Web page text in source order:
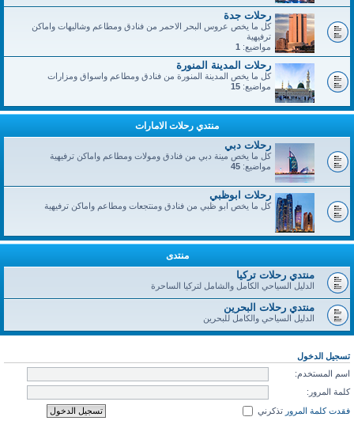
رحلات جدة
كل ما يخص عروس البحر الاحمر من فنادق ومطاعم وشاليهات واماكن
ترفيهية
مواضيع: 1
رحلات المدينة المنورة
كل ما يخص المدينة المنورة من فنادق ومطاعم واسواق ومزارات
مواضيع: 15
منتدي رحلات الامارات
رحلات دبي
كل ما يخص مينة دبي من فنادق ومولات ومطاعم واماكن ترفيهية
مواضيع: 45
رحلات ابوظبي
كل ما يخص ابو ظبي من فنادق ومنتجعات ومطاعم واماكن ترفيهية
منتدى
منتدي رحلات تركيا
الدليل السياحي الكامل والشامل لتركيا الساحرة
منتدي رحلات البحرين
الدليل السياحي والكامل للبحرين
تسجيل الدخول
اسم المستخدم:
كلمة المرور:
فقدت كلمة المرور تذكرني